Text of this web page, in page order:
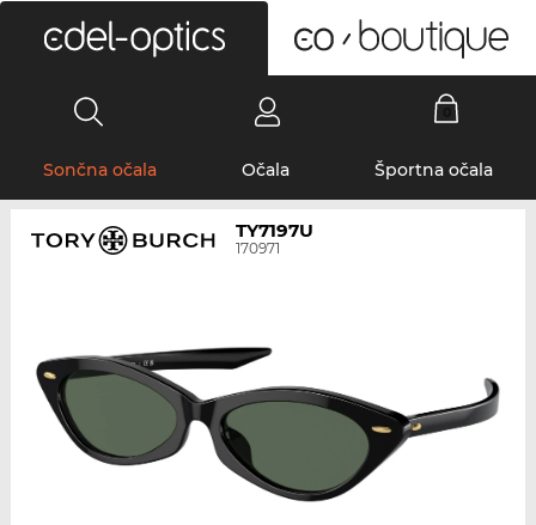
Sončna očala Očala Športna očala
TY7197U
170971